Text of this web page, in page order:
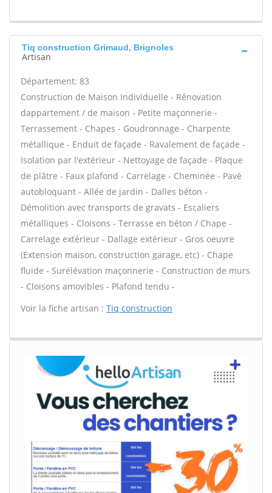
Tiq construction Grimaud, Brignoles
Artisan
Département: 83
Construction de Maison Individuelle - Rénovation
dappartement / de maison - Petite maçonnerie -
Terrassement - Chapes - Goudronnage - Charpente
métallique - Enduit de façade - Ravalement de façade -
Isolation par l'extérieur - Nettoyage de façade - Plaque
de plâtre - Faux plafond - Carrelage - Cheminée - Pavé
autobloquant - Allée de jardin - Dalles béton -
Démolition avec transports de gravats - Escaliers
métalliques - Cloisons - Terrasse en béton / Chape -
Carrelage extérieur - Dallage extérieur - Gros oeuvre
(Extension maison, construction garage, etc) - Chape
fluide - Surélévation maçonnerie - Construction de murs
- Cloisons amovibles - Plafond tendu -
Voir la fiche artisan : Tiq construction